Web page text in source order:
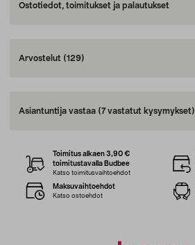
Ostotiedot, toimitukset ja palautukset
Arvostelut (129)
Asiantuntija vastaa (7 vastatut kysymykset)
Toimitus alkaen 3,90 €
toimitustavalla Budbee
Katso toimitusvaihtoehdot
Maksuvaihtoehdot
Katso ostoehdot